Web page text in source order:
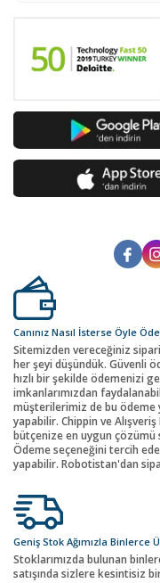
Canınız Nasıl İsterse Öyle
Sitemizden vereceğiniz
her şeyi düşündük. Güvenli
hızlı bir şekilde ödemenizi
imkanlarımızdan
müşterilerimiz de bu
yapabilir. Chippin ve
bütçenize en uygun çözümü
Ödeme seçeneğini tercih
yapabilir. Robotistan'dan
Geniş Stok Ağımızla Binlerce
Stoklarımızda bulunan
satışında sizlere kesintisiz